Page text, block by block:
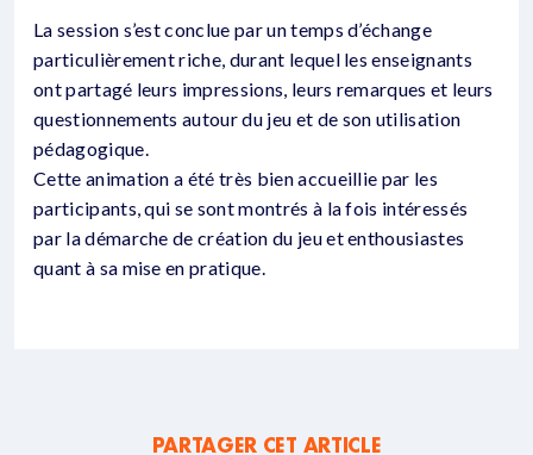
La session s’est conclue par un temps d’échange
particulièrement riche, durant lequel les enseignants
ont partagé leurs impressions, leurs remarques et leurs
questionnements autour du jeu et de son utilisation
pédagogique.
Cette animation a été très bien accueillie par les
participants, qui se sont montrés à la fois intéressés
par la démarche de création du jeu et enthousiastes
quant à sa mise en pratique.
PARTAGER CET ARTICLE